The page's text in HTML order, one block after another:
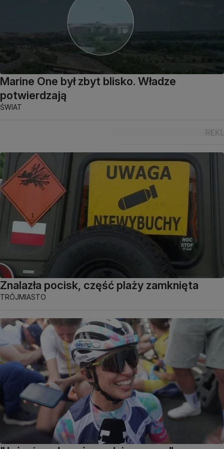
Marine One był zbyt blisko. Władze
potwierdzają
ŚWIAT
Znalazła pocisk, część plaży zamknięta
TRÓJMIASTO